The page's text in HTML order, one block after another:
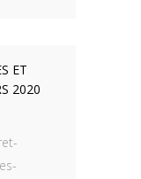
ET
2020